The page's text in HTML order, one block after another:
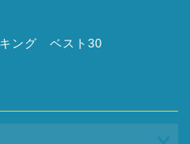
キング ベスト30